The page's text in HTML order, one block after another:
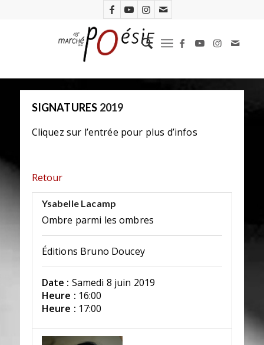
SIGNATURES 2019
Cliquez sur l’entrée pour plus d’infos
Retour
Ysabelle Lacamp
Ombre parmi les ombres
Éditions Bruno Doucey
Date : Samedi 8 juin 2019
Heure : 16:00
Heure : 17:00